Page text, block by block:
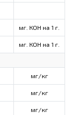
мг. КОН на 1 г.
мг. КОН на 1 г.
мг/кг
мг/кг
мг/кг